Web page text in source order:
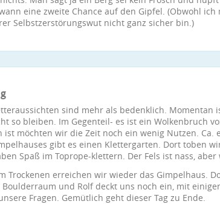
eine zweite Chance auf den Gipfel. (Obwohl
Selbstzerstörungswut nicht ganz sicher bin.)
sind mehr als bedenklich. Momentan
so bleiben. Im Gegenteil- es ist ein Wolkenbruch
ist möchten wir die Zeit noch ein wenig Nutzen. Ca.
gibt es einen Klettergarten. Dort toben
Spaß im Toprope-klettern. Der Fels ist nass,
Trockenen erreichen wir wieder das Gimpelhaus.
Boulderraum und Rolf deckt uns noch ein, mit
Fragen. Gemütlich geht dieser Tag zu Ende.